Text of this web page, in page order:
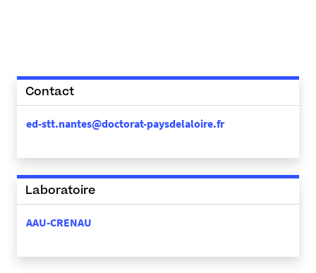
Contact
ed-stt.nantes@doctorat-paysdelaloire.fr
Laboratoire
AAU-CRENAU